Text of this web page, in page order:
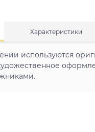
Характеристики
используются